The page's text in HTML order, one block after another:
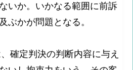
いか。いかなる範囲に前訴
ぶかが問題となる。
定判決の判断内容に与え